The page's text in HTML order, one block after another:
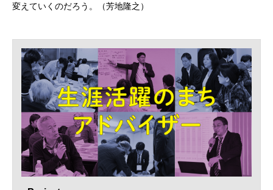
変えていくのだろう。（芳地隆之）